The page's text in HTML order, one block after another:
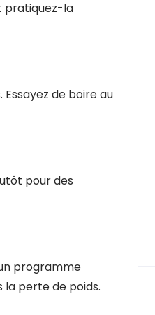
pratiquez-la
de boire au
pour des
programme
la perte de poids.